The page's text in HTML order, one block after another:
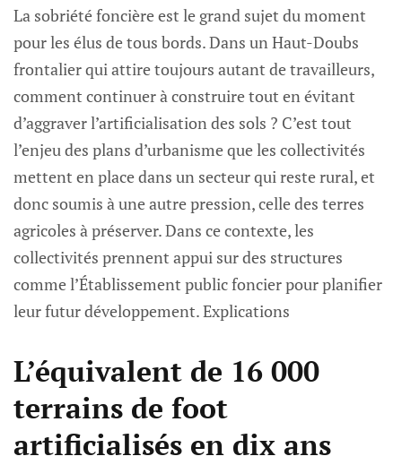
La sobriété foncière est le grand sujet du moment
pour les élus de tous bords. Dans un Haut-Doubs
frontalier qui attire toujours autant de travailleurs,
comment continuer à construire tout en évitant
d’aggraver l’artificialisation des sols ? C’est tout
l’enjeu des plans d’urbanisme que les collectivités
mettent en place dans un secteur qui reste rural, et
donc soumis à une autre pression, celle des terres
agricoles à préserver. Dans ce contexte, les
collectivités prennent appui sur des structures
comme l’Établissement public foncier pour planifier
leur futur développement. Explications
L’équivalent de 16 000
terrains de foot
artificialisés en dix ans